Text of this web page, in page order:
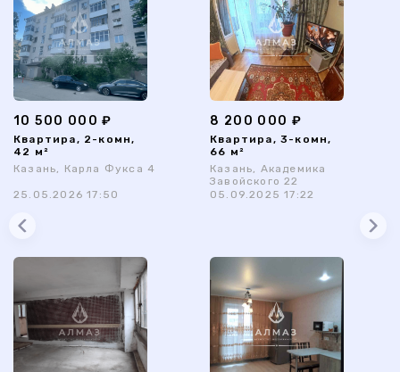
10 500 000 ₽
Квартира, 2-комн,
42 м²
Казань, Карла Фукса 4
25.05.2026 17:50
8 200 000 ₽
Квартира, 3-комн,
66 м²
Казань, Академика
Завойского 22
05.09.2025 17:22